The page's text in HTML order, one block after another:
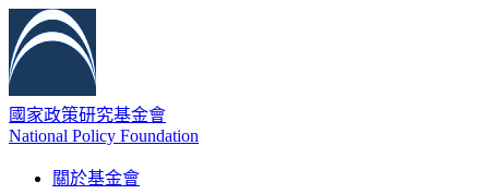
國家政策研究基金會
National Policy Foundation
關於基金會